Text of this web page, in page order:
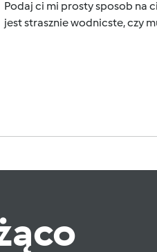
Podaj ci mi prosty sposob na
jest strasznie wodnicste, czy